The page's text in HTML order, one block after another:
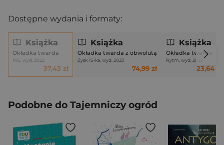
Dostępne wydania i formaty:
Książka
Okładka twarda
MG, wyd. 2022
37,43 zł
Książka
Okładka twarda z obwolutą
Zysk i S-ka, wyd. 2023
74,99 zł
Książka
Okładka twarda
Rytm, wyd. 2022
23,64 zł
Podobne do Tajemniczy ogród